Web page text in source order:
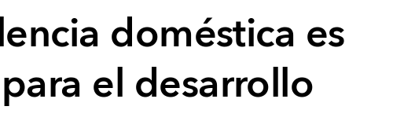
doméstica es
el desarrollo